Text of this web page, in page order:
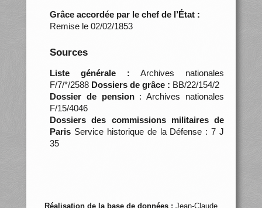
Grâce accordée par le chef de l’État :
Remise le 02/02/1853
Sources
Liste générale : Archives nationales
F/7/*/2588 Dossiers de grâce : BB/22/154/2
Dossier de pension: Archives nationales
F/15/4046
Dossiers des commissions militaires de
ParisService historique de la Défense : 7 J
35
Réalisation de la base de données : Jean-Claude